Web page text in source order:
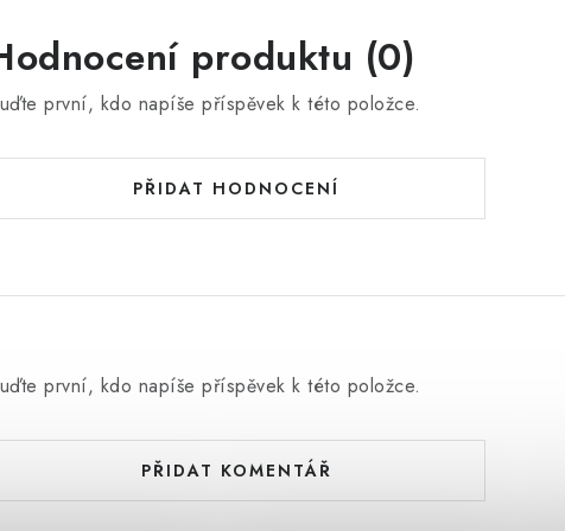
produktu (0)
první, kdo napíše příspěvek k této položce.
PŘIDAT HODNOCENÍ
první, kdo napíše příspěvek k této položce.
PŘIDAT KOMENTÁŘ